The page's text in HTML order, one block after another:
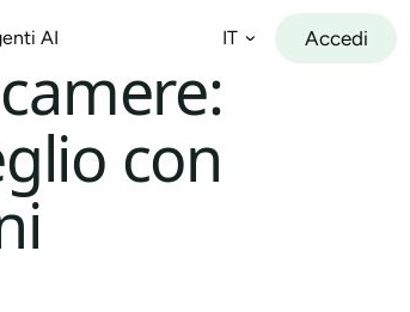
AI IT Accedi
con